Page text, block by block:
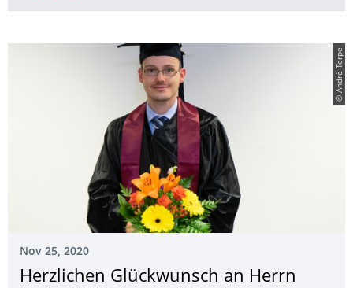
© André Terpe
Nov 25, 2020
Herzlichen Glückwunsch an Herrn